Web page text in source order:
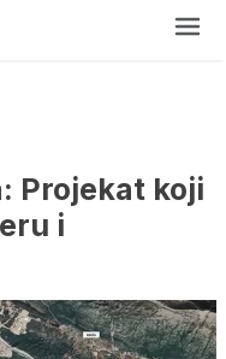
Projekat koji
i